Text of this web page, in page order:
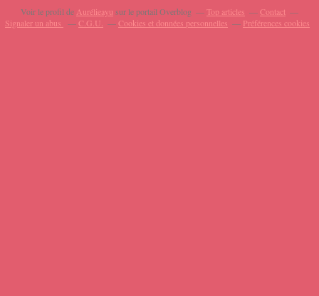
Voir le profil de Aurélieayu sur le portail Overblog Top articles
Contact
Signaler un abus
C.G.U. Cookies et données personnelles Préférences cookies